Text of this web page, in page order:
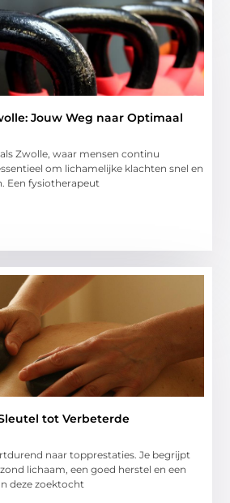
Jouw Weg naar Optimaal
Zwolle, waar mensen continu
om lichamelijke klachten snel en
Een fysiotherapeut
tot Verbeterde
naar topprestaties. Je begrijpt
lichaam, een goed herstel en een
deze zoektocht